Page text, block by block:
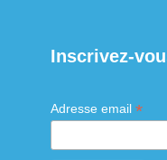
Inscrivez-
Adresse email *